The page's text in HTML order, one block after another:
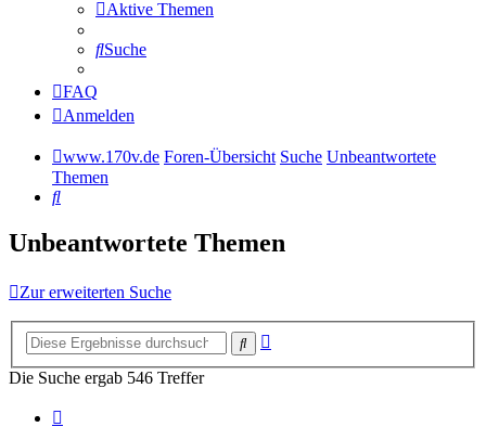
Aktive Themen
Suche
FAQ
Anmelden
www.170v.de Foren-Übersicht Suche Unbeantwortete
Themen
Suche
Unbeantwortete Themen
Zur erweiterten Suche
Suche
Die Suche ergab 546 Treffer